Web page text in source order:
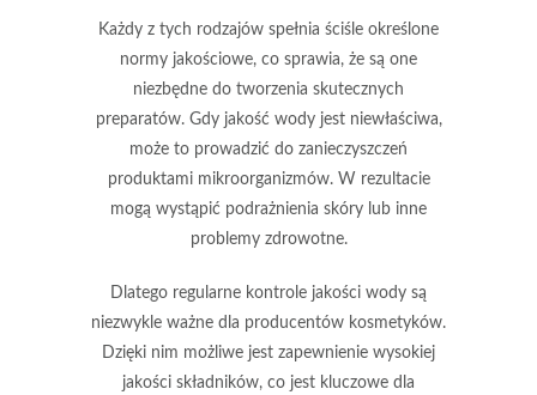
Każdy z tych rodzajów spełnia ściśle określone
normy jakościowe, co sprawia, że są one
niezbędne do tworzenia skutecznych
preparatów. Gdy jakość wody jest niewłaściwa,
może to prowadzić do zanieczyszczeń
produktami mikroorganizmów. W rezultacie
mogą wystąpić podrażnienia skóry lub inne
problemy zdrowotne.
Dlatego regularne kontrole jakości wody są
niezwykle ważne dla producentów kosmetyków.
Dzięki nim możliwe jest zapewnienie wysokiej
jakości składników, co jest kluczowe dla